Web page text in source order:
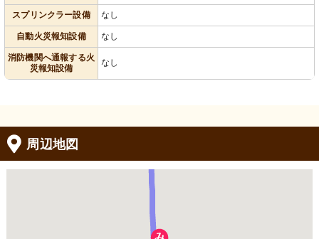
スプリンクラー設備 なし
自動火災報知設備 なし
消防機関へ通報する火
災報知設備
なし
周辺地図